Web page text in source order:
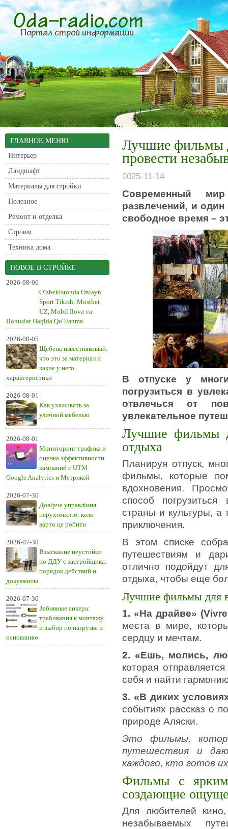
ГЛАВНОЕ МЕНЮ
Интерьер
Ландшафт
Материалы для стройки
Полезное
Ремонт и отделка
Строим
Техника дома
НОВОЕ В СТРОЙКЕ
2026-08-06
O‘zbekistonda Onlayn
Sport Tikish: Mostbet
UZ, Mobil Ilova va
Bonuslar Haqida Qo‘llanma
2026-08-05
Щебень известняковый:
что это за материал и
какие у него
характеристики
2026-08-01
Как ухаживать за
уличной мебелью
2026-08-01
Мониторинг трафика и
оценка эффективности
кампаний с UTM
Google Analytics и Метрикой
2026-07-30
Довірче управління
нерухомістю: коли
варто це робити
2026-07-30
Взыскание неустойки
по ДДУ с застройщика:
порядок действий и
документы
2026-07-30
Забивные анкера:
требования к монтажу
и выбор по нагрузке и
основанию
Лучшие фильмы
провести
2025-11-14
Современный мир
развлечений, и
свободное время –
В отпуске у
погрузиться в
отвлечься от
увлекательное
Лучшие фильмы
отдыха
Планируя отпуск,
фильмы, которые
вдохновения.
способ
страны и культуры, а
приключения.
В этом списке
путешествиям и
отлично подойдут
отдыха, чтобы еще
Лучшие фильмы для
1. «На драйве»
места в мире,
сердцу и мечтам.
2. «Ешь, молись,
которая
себя и найти
3. «В диких
событиях рассказ о
природе Аляски.
Это фильмы,
путешествия и
каждого, кто готов
Фильмы с
создающие
Для любителей
незабываемых